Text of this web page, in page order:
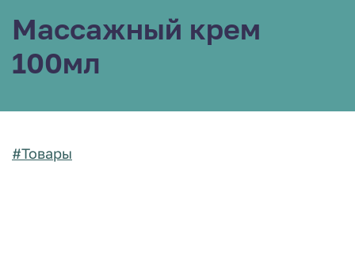
Массажный крем
100мл
#Товары